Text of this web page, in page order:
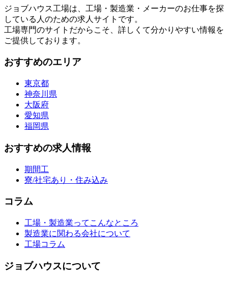
ジョブハウス工場は、工場・製造業・メーカーのお仕事を探
している人のための求人サイトです。
工場専門のサイトだからこそ、詳しくて分かりやすい情報を
ご提供しております。
おすすめのエリア
東京都
神奈川県
大阪府
愛知県
福岡県
おすすめの求人情報
期間工
寮/社宅あり・住み込み
コラム
工場・製造業ってこんなところ
製造業に関わる会社について
工場コラム
ジョブハウスについて